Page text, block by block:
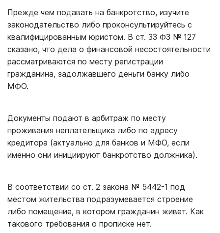
Прежде чем подавать на банкротство, изучите
законодательство либо проконсультируйтесь с
квалифицированным юристом. В ст. 33 ФЗ № 127
сказано, что дела о финансовой несостоятельности
рассматриваются по месту регистрации
гражданина, задолжавшего деньги банку либо
МФО.
Документы подают в арбитраж по месту
проживания неплательщика либо по адресу
кредитора (актуально для банков и МФО, если
именно они инициируют банкротство должника).
В соответствии со ст. 2 закона № 5442-1 под
местом жительства подразумевается строение
либо помещение, в котором гражданин живет. Как
такового требования о прописке нет.